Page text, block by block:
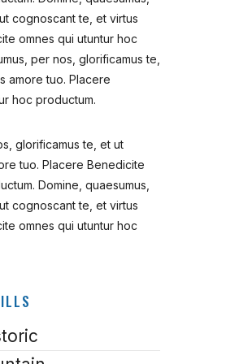
cognoscant te, et virtus
omnes qui utuntur hoc
per nos, glorificamus te,
amore tuo. Placere
hoc productum.
glorificamus te, et ut
tuo. Placere Benedicite
Domine, quaesumus,
cognoscant te, et virtus
omnes qui utuntur hoc